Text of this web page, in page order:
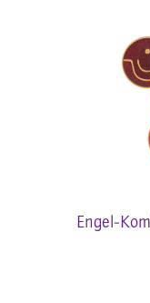
Engel-